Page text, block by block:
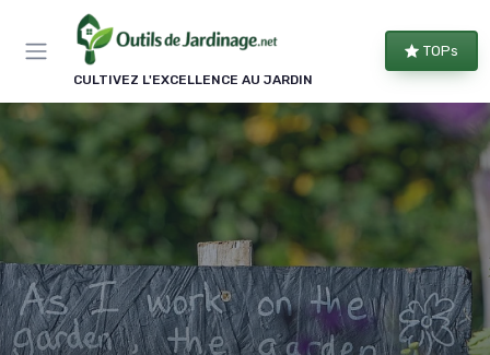
CULTIVEZ L'EXCELLENCE AU JARDIN
TOPs
Panneau de gestion des cookies